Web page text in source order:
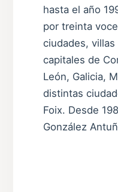
hasta el año
por treinta
ciudades,
capitales de
León, Galicia,
distintas
Foix. Desde
González